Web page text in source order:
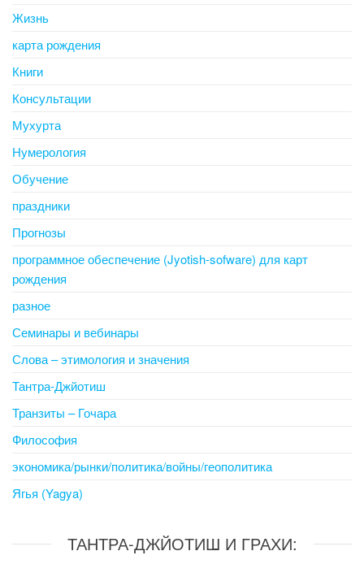
Жизнь
карта рождения
Книги
Консультации
Мухурта
Нумерология
Обучение
праздники
Прогнозы
программное обеспечение (Jyotish-sofware) для карт
рождения
разное
Семинары и вебинары
Слова – этимология и значения
Тантра-Джйотиш
Транзиты – Гочара
Философия
экономика/рынки/политика/войны/геополитика
Ягья (Yagya)
ТАНТРА-ДЖЙОТИШ И ГРАХИ: